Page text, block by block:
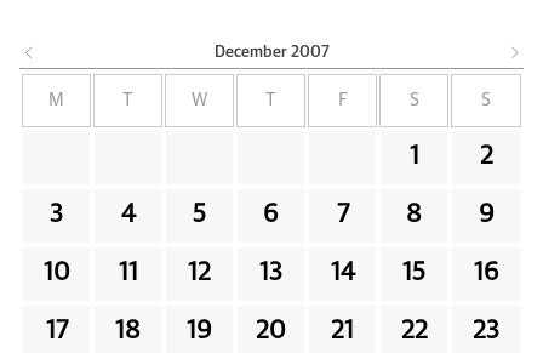
December 2007
M W F S S
1 2
3 4 5 6 7 8 9
10 11 12 13 14 15 16
17 18 19 20 21 22 23